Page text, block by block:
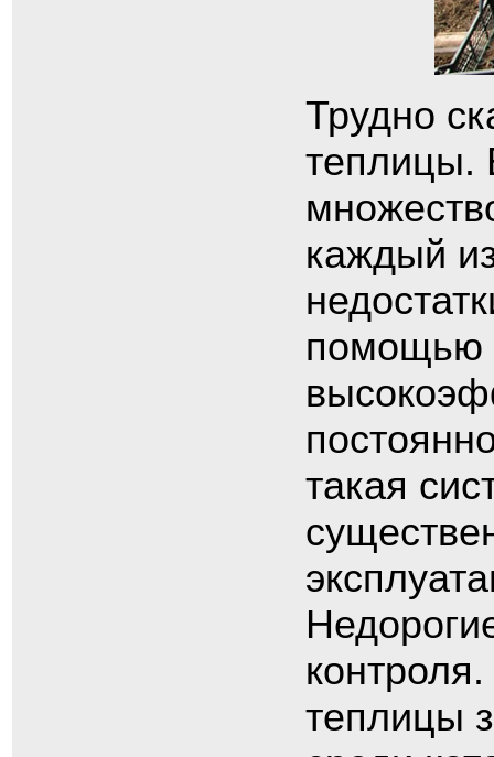
Трудно
теплицы.
каждый
помощью
такая
теплицы